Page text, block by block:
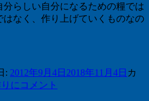
らしい自分になるための糧では
なく、作り上げていくものなの
: 2012年9月4日 2018年11月4日 カ
に コメント